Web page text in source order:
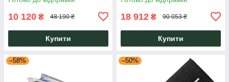
10 120 ₴ 48 190 ₴
Купити
18 912 ₴ 90 053 ₴
Купити
–58% –50%